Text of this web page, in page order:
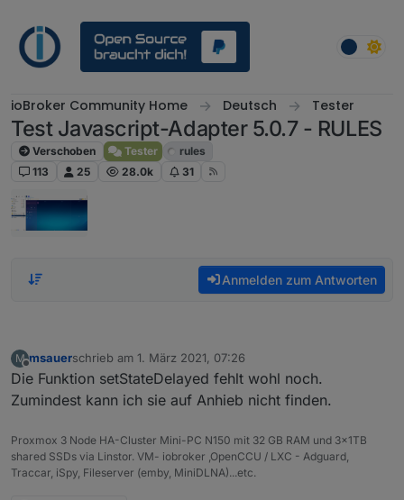
ioBroker Community Home Deutsch Tester
Test Javascript-Adapter 5.0.7 - RULES
Verschoben Tester
rules
113
25 28.0k 31
Anmelden zum Antworten
M
Offline
msauerschrieb am 1. März 2021, 07:26
zuletzt editiert von
Die Funktion setStateDelayed fehlt wohl noch.
Zumindest kann ich sie auf Anhieb nicht finden.
Proxmox 3 Node HA-Cluster Mini-PC N150 mit 32 GB RAM und 3x1TB
shared SSDs via Linstor. VM- iobroker ,OpenCCU / LXC - Adguard,
Traccar, iSpy, Fileserver (emby, MiniDLNA)...etc.